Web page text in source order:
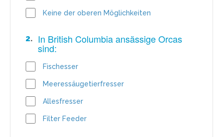
Keine der oberen Möglichkeiten
2. In British Columbia ansässige Orcas
sind:
Fischesser
Meeressäugetierfresser
Allesfresser
Filter Feeder